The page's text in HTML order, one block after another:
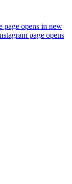
page opens in new
page opens